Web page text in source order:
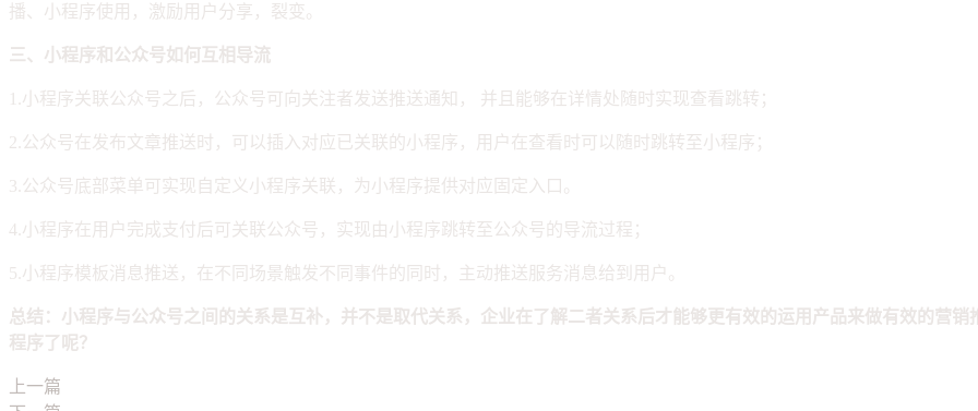
播、小程序使用，激励用户分享，裂变。
三、小程序和公众号如何互相导流
1.小程序关联公众号之后，公众号可向关注者发送推送通知， 并且能够在详情处随时实现查看跳转；
2.公众号在发布文章推送时，可以插入对应已关联的小程序，用户在查看时可以随时跳转至小程序；
3.公众号底部菜单可实现自定义小程序关联，为小程序提供对应固定入口。
4.小程序在用户完成支付后可关联公众号，实现由小程序跳转至公众号的导流过程；
5.小程序模板消息推送，在不同场景触发不同事件的同时，主动推送服务消息给到用户。
总结：小程序与公众号之间的关系是互补，并不是取代关系，企业在了解二者关系后才能够更有效的运用产品来做有效的营
程序了呢？
上一篇